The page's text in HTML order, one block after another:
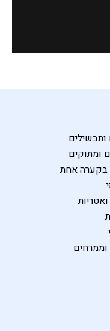
ומתוקים
בקערה אחת